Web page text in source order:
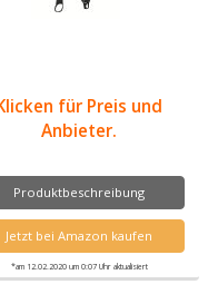
für Preis und
Anbieter.
Produktbeschreibung
Jetzt bei Amazon kaufen
*am 12.02.2020 um 0:07 Uhr aktualisiert